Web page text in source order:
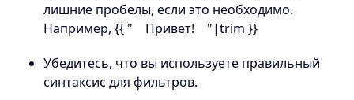
лишние пробелы, если это необходимо.
Например, {{ " Привет! "|trim }}
Убедитесь, что вы используете правильный
синтаксис для фильтров.